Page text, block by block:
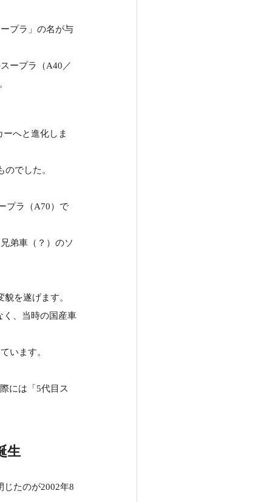
プラ」の名が与
ープラ（A40／
へと進化しま
でした。
プラ（A70）で
弟車（？）のソ
を遂げます。
く、当時の国産車
います。
には「5代目ス
生
たのが2002年8